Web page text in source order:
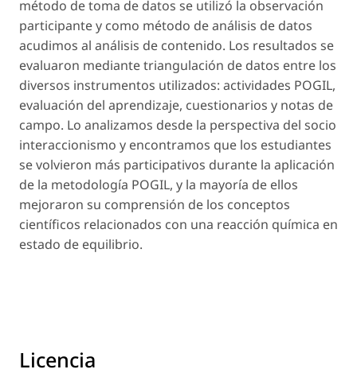
método de toma de datos se utilizó la observación
participante y como método de análisis de datos
acudimos al análisis de contenido. Los resultados se
evaluaron mediante triangulación de datos entre los
diversos instrumentos utilizados: actividades POGIL,
evaluación del aprendizaje, cuestionarios y notas de
campo. Lo analizamos desde la perspectiva del socio
interaccionismo y encontramos que los estudiantes
se volvieron más participativos durante la aplicación
de la metodología POGIL, y la mayoría de ellos
mejoraron su comprensión de los conceptos
científicos relacionados con una reacción química en
estado de equilibrio.
Licencia